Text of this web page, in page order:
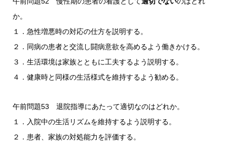
か。
１．急性増悪時の対応の仕方を説明する。
２．同病の患者と交流し闘病意欲を高めるよう働きかける。
３．生活環境は家族とともに工夫するよう説明する。
４．健康時と同様の生活様式を維持するよう勧める。
午前問題53 退院指導にあたって適切なのはどれか。
１．入院中の生活リズムを維持するよう説明する。
２．患者、家族の対処能力を評価する。